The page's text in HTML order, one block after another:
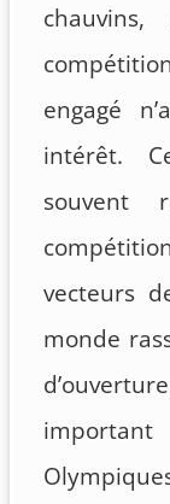
engagé
intérêt.
souvent
vecteurs
monde